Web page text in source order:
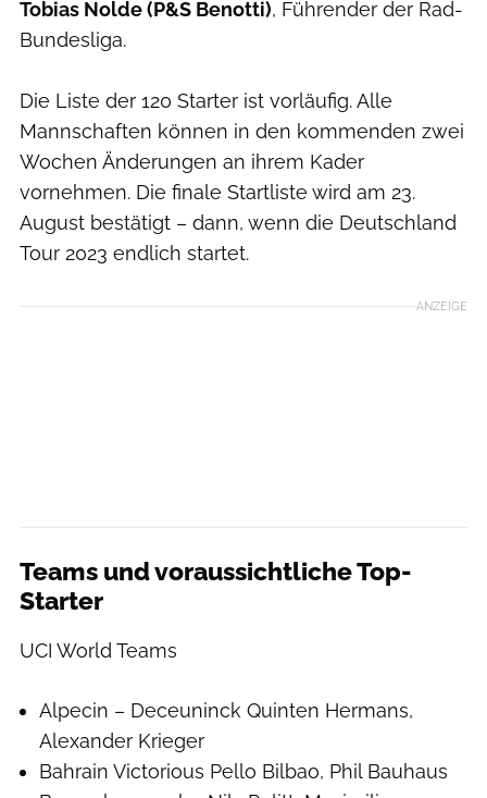
Tobias Nolde (P&S Benotti), Führender der Rad-
Bundesliga.
Die Liste der 120 Starter ist vorläufig. Alle
Mannschaften können in den kommenden zwei
Wochen Änderungen an ihrem Kader
vornehmen. Die finale Startliste wird am 23.
August bestätigt – dann, wenn die Deutschland
Tour 2023 endlich startet.
ANZEIGE
Teams und voraussichtliche Top-
Starter
UCI World Teams
Alpecin – Deceuninck Quinten Hermans,
Alexander Krieger
Bahrain Victorious Pello Bilbao, Phil Bauhaus